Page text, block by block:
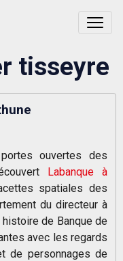
tisseyre
ouvertes des
Labanque à
spatiales des
du directeur à
de Banque de
avec les regards
de personnages de